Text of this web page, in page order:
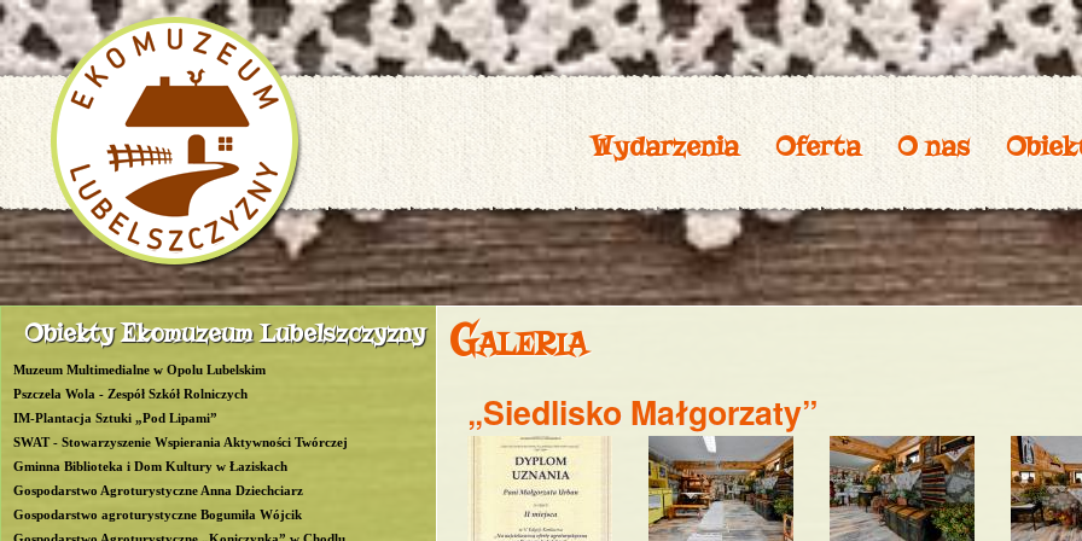
Przejdź
do
treści
Wydarzenia Oferta O nas
P
O
W
L
Galeria
„Siedlisko Małgorzaty”
Obiekty Ekomuzeum Lubelszczyzny
Muzeum Multimedialne w Opolu Lubelskim
Pszczela Wola - Zespół Szkół Rolniczych
IM-Plantacja Sztuki „Pod Lipami”
SWAT - Stowarzyszenie Wspierania Aktywności Twórczej
Gminna Biblioteka i Dom Kultury w Łaziskach
Gospodarstwo Agroturystyczne Anna Dziechciarz
Gospodarstwo agroturystyczne Bogumiła Wójcik